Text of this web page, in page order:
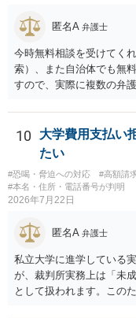
からスタートすることに
ことの立証は簡単ではあ
返金交渉で有利になる可
に難しいところがありま
署に被害相談をするよう
良いかと思います。
匿名A 弁護士
今時無料相談を受けてく
索）、また自治体でも無
すので、実際に複数の弁
はそもそも事案を把握で
いては弁護士として能力
良いと思います。ただ、
かもしれません。
10
大学費用支払い
たい
#恐喝・脅迫への対応 #高額請
#本名・住所・電話番号が判明
2026年7月22日
匿名A 弁護士
私立大学に進学している
が、裁判所実務上は「未
として扱われます。この